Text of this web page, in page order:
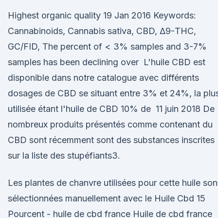
Highest organic quality 19 Jan 2016 Keywords:
Cannabinoids, Cannabis sativa, CBD, Δ9-THC,
GC/FID, The percent of < 3% samples and 3-7%
samples has been declining over L'huile CBD est
disponible dans notre catalogue avec différents
dosages de CBD se situant entre 3% et 24%, la
utilisée étant l'huile de CBD 10% de 11 juin 2018 De
nombreux produits présentés comme contenant du
CBD sont récemment sont des substances inscrites
sur la liste des stupéfiants3.
Les plantes de chanvre utilisées pour cette huile
sélectionnées manuellement avec le Huile Cbd 15
Pourcent - huile de cbd france Huile de cbd france